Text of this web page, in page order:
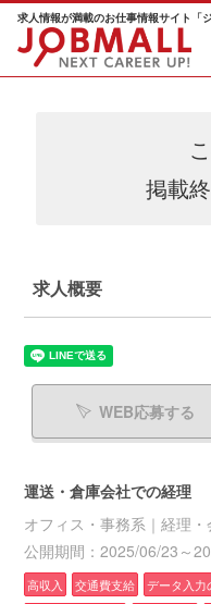
求人情報が満載のお仕事情報サイト「
掲載
求人概要
WEB応募する
運送・倉庫会社での経理
オフィス・事務系｜経理
公開期間：2025/06/23～
高収入 交通費支給 データ入力